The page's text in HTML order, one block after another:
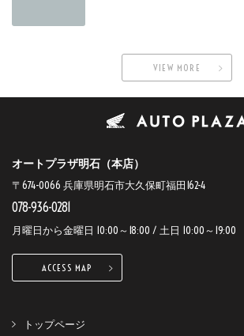
VIEW MORE
オートプラザ明石（本店）
〒674-0066 兵庫県明石市大久保町福田162-4
078-936-0281
月曜日から金曜日 10:00～18:00 / 土日 10:00～19:00
ACCESS MAP
トップページ